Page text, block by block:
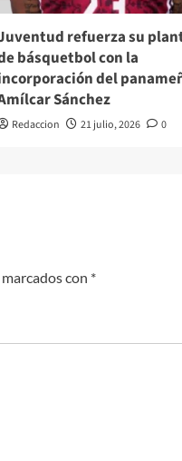
refuerza su
básquetbol con la
del
Sánchez
Redaccion 21 julio, 2026 0
con *